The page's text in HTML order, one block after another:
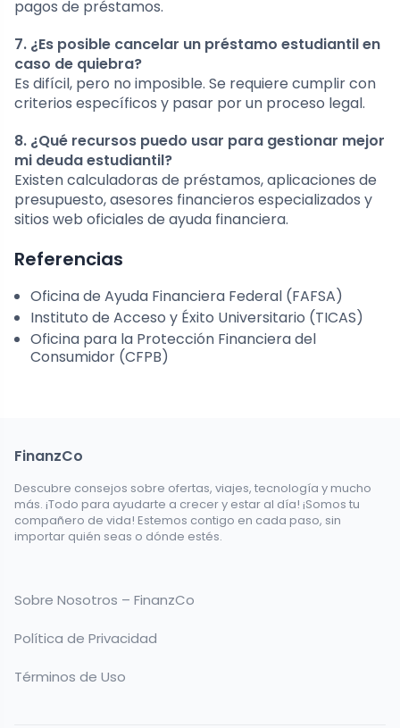
pagos de préstamos.
7. ¿Es posible cancelar un préstamo estudiantil en
caso de quiebra?
Es difícil, pero no imposible. Se requiere cumplir con
criterios específicos y pasar por un proceso legal.
8. ¿Qué recursos puedo usar para gestionar mejor
mi deuda estudiantil?
Existen calculadoras de préstamos, aplicaciones de
presupuesto, asesores financieros especializados y
sitios web oficiales de ayuda financiera.
Referencias
Oficina de Ayuda Financiera Federal (FAFSA)
Instituto de Acceso y Éxito Universitario (TICAS)
Oficina para la Protección Financiera del
Consumidor (CFPB)
FinanzCo
Descubre consejos sobre ofertas, viajes, tecnología y mucho
más. ¡Todo para ayudarte a crecer y estar al día! ¡Somos tu
compañero de vida! Estemos contigo en cada paso, sin
importar quién seas o dónde estés.
Sobre Nosotros – FinanzCo
Política de Privacidad
Términos de Uso